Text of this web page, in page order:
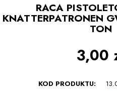
RACA
KNATTERPATRONEN
TON
3,00
KOD PRODUKTU: